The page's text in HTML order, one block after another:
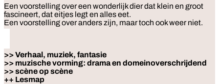
Een voorstelling over een wonderlijk dier dat klein en groot
fascineert, dat eitjes legt en alles eet.
Een voorstelling over anders zijn, maar toch ook weer niet.
>> Verhaal, muziek, fantasie
>> muzische vorming: drama en domeinoverschrijdend
>> scène op scène
++ Lesmap